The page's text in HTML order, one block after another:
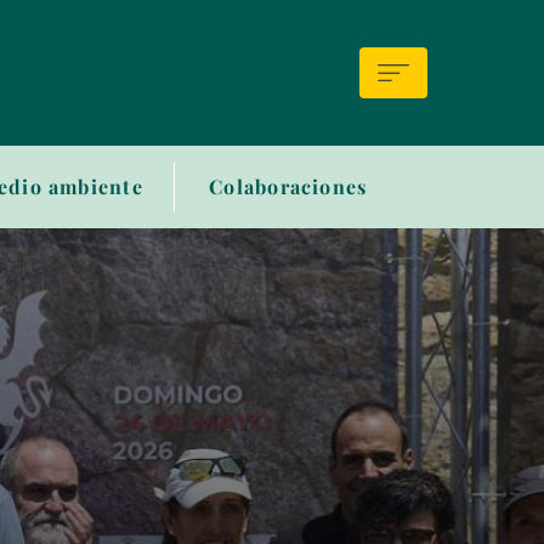
ambiente Colaboraciones